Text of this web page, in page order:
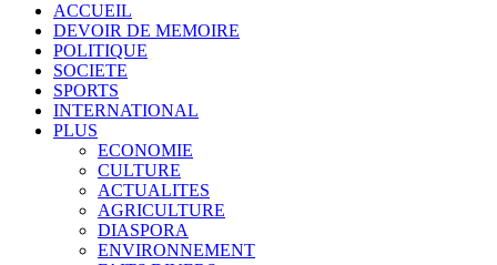
ACCUEIL
DEVOIR DE MEMOIRE
POLITIQUE
SOCIETE
SPORTS
INTERNATIONAL
PLUS
ECONOMIE
CULTURE
ACTUALITES
AGRICULTURE
DIASPORA
ENVIRONNEMENT